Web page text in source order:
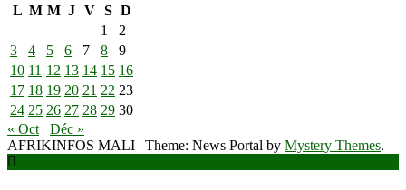
L M M J V S D
1
2
3
4 5 6 7 8
9
10 11 12 13 14 15 16
17 18 19 20 21 22 23
24 25 26 27 28 29 30
« Oct
Déc »
AFRIKINFOS MALI | Theme: News Portal by Mystery Themes.